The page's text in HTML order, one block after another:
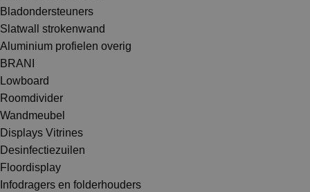
Bladondersteuners
Slatwall strokenwand
Aluminium profielen overig
BRANI
Lowboard
Roomdivider
Wandmeubel
Displays Vitrines
Desinfectiezuilen
Floordisplay
Infodragers en folderhouders